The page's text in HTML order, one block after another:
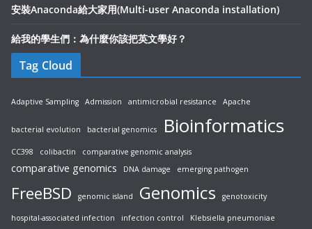
安裝Anaconda給大家用(Multi-user Anaconda installation)
給我的學生們：為什麼你該把英文學好？
Tag Cloud
Adaptive Sampling Admission antimicrobial resistance Apache
bacterial evolution bacterial genomics Bioinformatics
CC398 colibactin comparative genomic analysis
comparative genomics DNA damage emerging pathogen
FreeBSD genomic island Genomics genotoxicity
hospital-associated infection infection control Klebsiella pneumoniae